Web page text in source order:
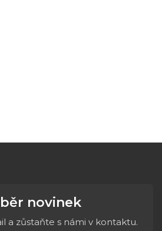
novinek
a zůstaňte s námi v kontaktu.